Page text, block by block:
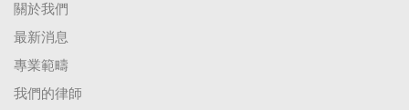
關於我們
最新消息
專業範疇
我們的律師